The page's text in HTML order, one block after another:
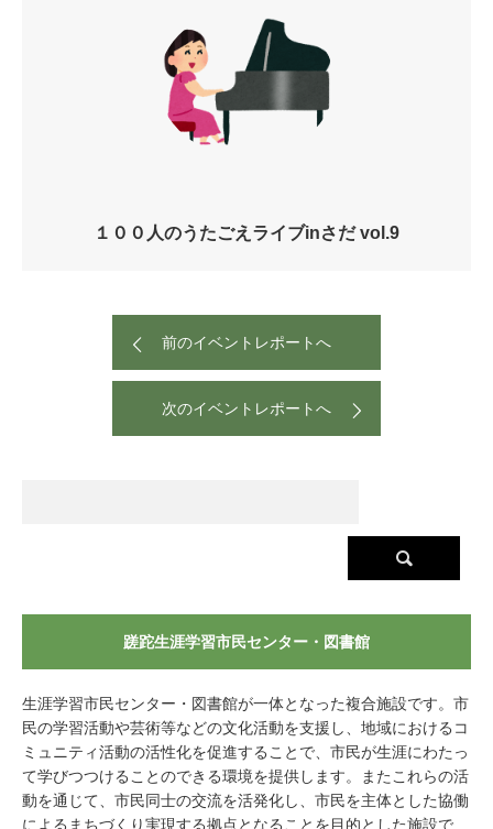
１００人のうたごえライブinさだ vol.9
前のイベントレポートへ
次のイベントレポートへ
蹉跎生涯学習市民センター・図書館
生涯学習市民センター・図書館が一体となった複合施設です。市
民の学習活動や芸術等などの文化活動を支援し、地域におけるコ
ミュニティ活動の活性化を促進することで、市民が生涯にわたっ
て学びつつけることのできる環境を提供します。またこれらの活
動を通じて、市民同士の交流を活発化し、市民を主体とした協働
によるまちづくり実現する拠点となることを目的とした施設で